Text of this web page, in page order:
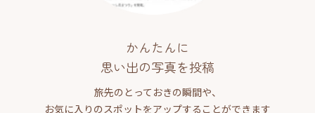
かんたんに
思い出の写真を投稿
旅先のとっておきの瞬間や、
お気に入りのスポットをアップすることができます